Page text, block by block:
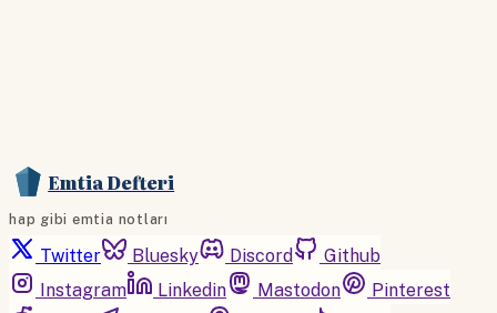
Emtia Defteri
hap gibi emtia notları
Twitter Bluesky Discord
Github
Instagram
Linkedin Mastodon
Pinterest